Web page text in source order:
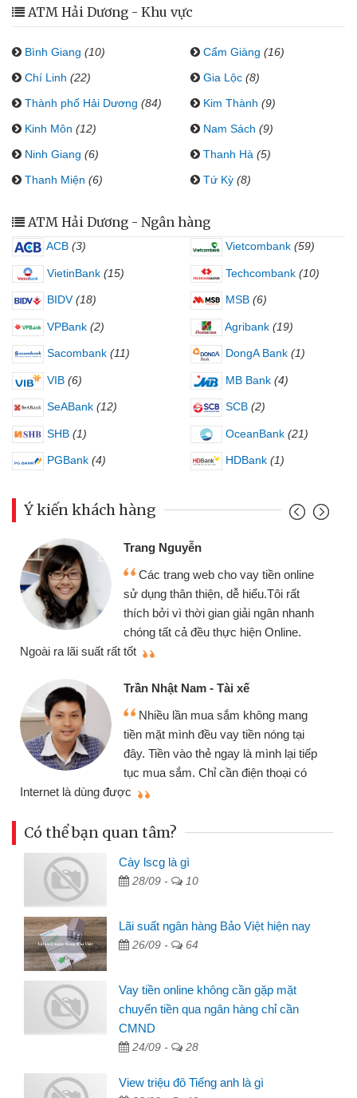
ATM Hải Dương - Khu vực
Bình Giang (10) Cẩm Giàng (16)
Chí Linh (22) Gia Lộc (8)
Thành phố Hải Dương (84) Kim Thành (9)
Kinh Môn (12) Nam Sách (9)
Ninh Giang (6) Thanh Hà (5)
Thanh Miện (6) Tứ Kỳ (8)
ATM Hải Dương - Ngân hàng
ACB (3) Vietcombank (59)
VietinBank (15) Techcombank (10)
BIDV (18) MSB (6)
VPBank (2) Agribank (19)
Sacombank (11) DongA Bank (1)
VIB (6) MB Bank (4)
SeABank (12) SCB (2)
SHB (1) OceanBank (21)
PGBank (4) HDBank (1)
Ý kiến khách hàng
Trang Nguyễn
Các trang web cho vay tiền online
sử dụng thân thiện, dễ hiểu.Tôi rất
thích bởi vì thời gian giải ngân nhanh
chóng tất cả đều thực hiện Online.
Ngoài ra lãi suất rất tốt
Trần Nhật Nam - Tài xế
Nhiều lần mua sắm không mang
tiền mặt mình đều vay tiền nóng tại
đây. Tiền vào thẻ ngay là mình lại tiếp
tục mua sắm. Chỉ cần điện thoại có
Internet là dùng được
Có thể bạn quan tâm?
Cày lscg là gì
28/09 - 10
Lãi suất ngân hàng Bảo Việt hiện nay
26/09 - 64
Vay tiền online không cần gặp mặt
chuyển tiền qua ngân hàng chỉ cần
CMND
24/09 - 28
View triệu đô Tiếng anh là gì